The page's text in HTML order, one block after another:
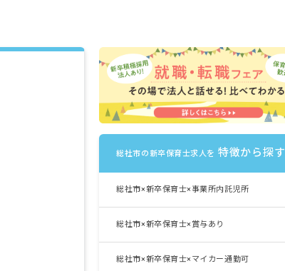
総社市の新卒保育士求人を 特徴から探す
総社市×新卒保育士×事業所内託児所
総社市×新卒保育士×賞与あり
総社市×新卒保育士×マイカー通勤可